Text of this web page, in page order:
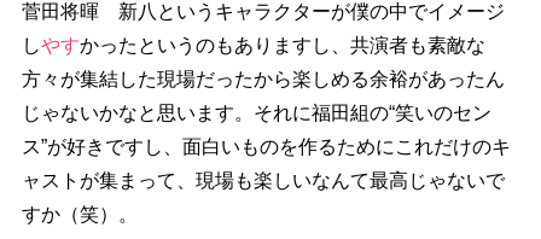
菅田将暉 新八というキャラクターが僕の中でイメージ
しすかったというのもありますし、共演者も素敵な
方々が集結した現場だったから楽しめる余裕があったん
じゃないかなと思います。それに福田組の“笑いのセン
ス”が好きですし、面白いものを作るためにこれだけのキ
ャストが集まって、現場も楽しいなんて最高じゃないで
すか（笑）。